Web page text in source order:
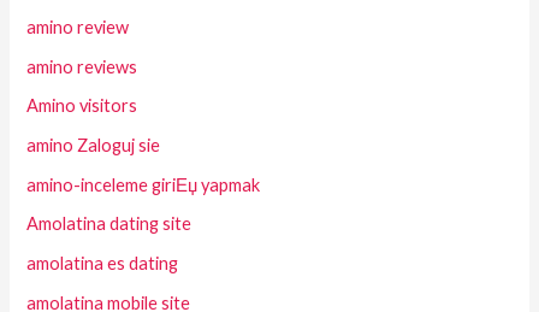
amino review
amino reviews
Amino visitors
amino Zaloguj sie
amino-inceleme giriЕџ yapmak
Amolatina dating site
amolatina es dating
amolatina mobile site